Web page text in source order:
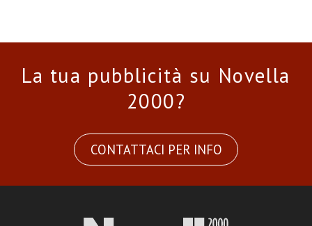
La tua pubblicità su Novella
2000?
CONTATTACI PER INFO